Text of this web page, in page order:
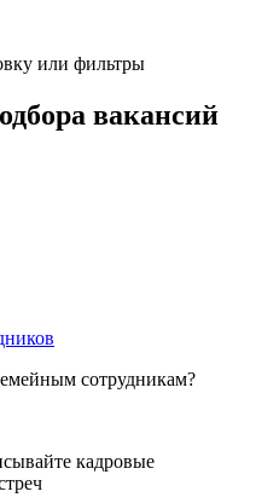
или фильтры
вакансий
сотрудникам?
кадровые